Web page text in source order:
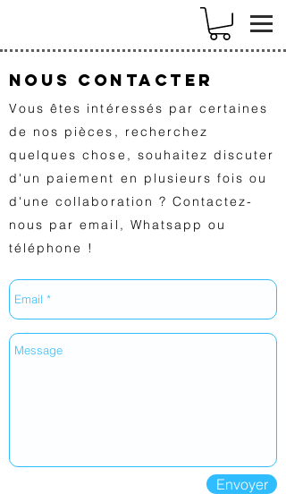
Nous contacter
Vous êtes intéressés par certaines
de nos pièces, recherchez
quelques chose, souhaitez discuter
d'un paiement en plusieurs fois ou
d'une collaboration ? Contactez-
nous par email, Whatsapp ou
téléphone !
Envoyer